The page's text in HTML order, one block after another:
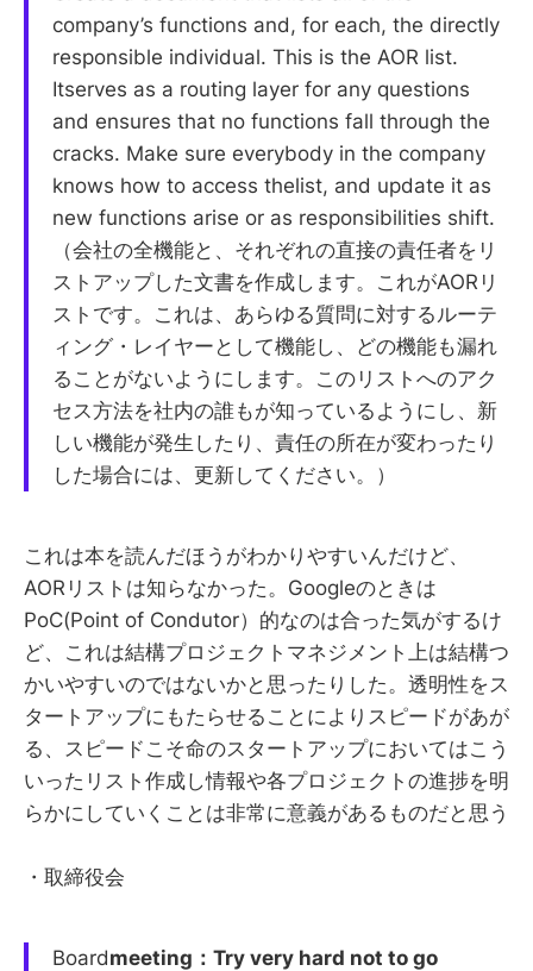
company’s functions and, for each, the directly
responsible individual. This is the AOR list.
Itserves as a routing layer for any questions
and ensures that no functions fall through the
cracks. Make sure everybody in the company
knows how to access thelist, and update it as
new functions arise or as responsibilities shift.
（会社の全機能と、それぞれの直接の責任者をリ
ストアップした文書を作成します。これがAORリ
ストです。これは、あらゆる質問に対するルーテ
ィング・レイヤーとして機能し、どの機能も漏れ
ることがないようにします。このリストへのアク
セス方法を社内の誰もが知っているようにし、新
しい機能が発生したり、責任の所在が変わったり
した場合には、更新してください。）
これは本を読んだほうがわかりやすいんだけど、
AORリストは知らなかった。Googleのときは
PoC(Point of Condutor）的なのは合った気がするけ
ど、これは結構プロジェクトマネジメント上は結構つ
かいやすいのではないかと思ったりした。透明性をス
タートアップにもたらせることによりスピードがあが
る、スピードこそ命のスタートアップにおいてはこう
いったリスト作成し情報や各プロジェクトの進捗を明
らかにしていくことは非常に意義があるものだと思う
・取締役会
Boardmeeting：Try very hard not to go